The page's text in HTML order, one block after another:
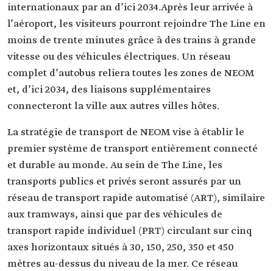
internationaux par an d’ici 2034.Après leur arrivée à
l’aéroport, les visiteurs pourront rejoindre The Line en
moins de trente minutes grâce à des trains à grande
vitesse ou des véhicules électriques. Un réseau
complet d’autobus reliera toutes les zones de NEOM
et, d’ici 2034, des liaisons supplémentaires
connecteront la ville aux autres villes hôtes.
La stratégie de transport de NEOM vise à établir le
premier système de transport entièrement connecté
et durable au monde. Au sein de The Line, les
transports publics et privés seront assurés par un
réseau de transport rapide automatisé (ART), similaire
aux tramways, ainsi que par des véhicules de
transport rapide individuel (PRT) circulant sur cinq
axes horizontaux situés à 30, 150, 250, 350 et 450
mètres au-dessus du niveau de la mer. Ce réseau